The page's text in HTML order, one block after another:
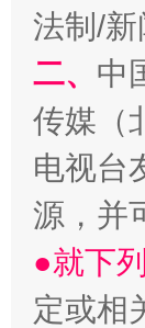
阿坝
国家
法制/
二、 中
传媒（
电视台
源，并
●就下
定或相